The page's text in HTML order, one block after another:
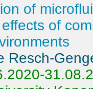
of
of
Resch-